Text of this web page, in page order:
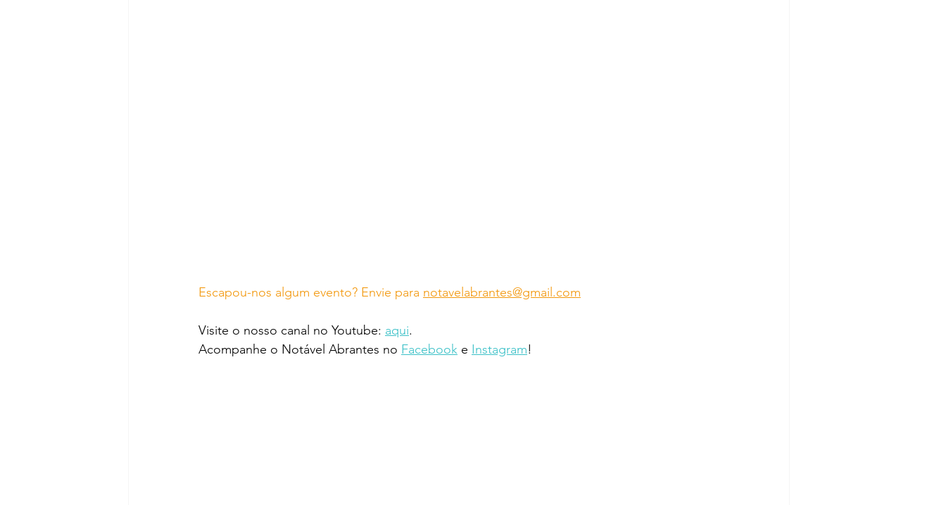
Escapou-nos algum evento? Envie para notavelabrantes@gmail.com
Visite o nosso canal no Youtube: aqui.
Acompanhe o Notável Abrantes no Facebook e Instagram!